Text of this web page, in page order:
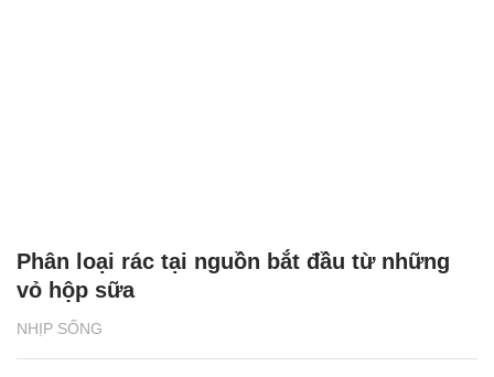
NHỊP SỐNG
Phân loại rác tại nguồn bắt đầu từ những
vỏ hộp sữa